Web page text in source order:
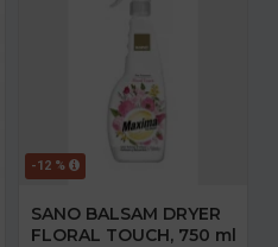
-12 %
SANO BALSAM DRYER
FLORAL TOUCH, 750 ml